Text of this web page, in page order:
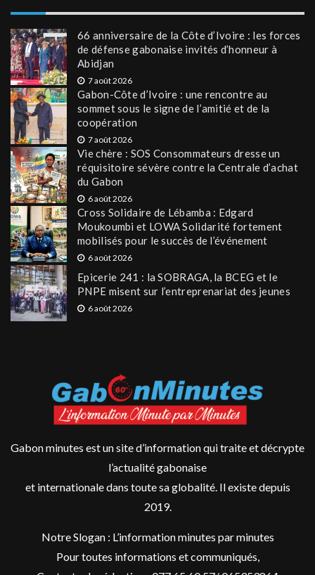
66 anniversaire de la Côte d’Ivoire : les forces
de défense gabonaise invités d’honneur à
Abidjan
7 août 2026
Gabon-Côte d’Ivoire : une rencontre au
sommet sous le signe de l’amitié et de la
coopération
7 août 2026
Vie chère : SOS Consommateurs dresse un
réquisitoire sévère contre la Centrale d’achat
du Gabon
6 août 2026
Cross Solidaire de Lébamba : Edgard
Moukoumbi et LOWA Solidarité fortement
mobilisés pour le succès de l’événement
6 août 2026
Epicerie 241 : la SOBRAGA, la BCEG et le
PNPE misent sur l’entreprenariat des jeunes
6 août 2026
Gabon minutes est un site d’information qui traite et décrypte
l’actualité gabonaise
et internationale dans toute sa globalité. Il existe depuis
2019.
Notre Slogan : L’information minutes par minutes
Pour toutes informations et communiqués,